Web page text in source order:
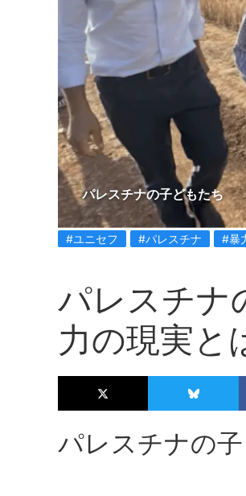
パレスチナの子どもたち
#ユニセフ #パレスチナ #暴
パレスチナ
力の現実と
パレスチナの